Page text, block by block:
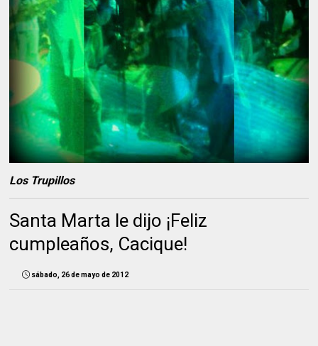
Los Trupillos
Santa Marta le dijo ¡Feliz
cumpleaños, Cacique!
sábado, 26 de mayo de 2012